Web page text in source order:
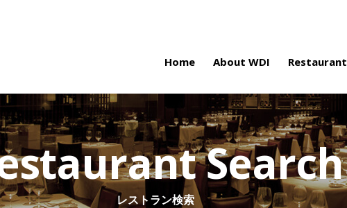
Home About WDI Restaurant
Search
レストラン検索